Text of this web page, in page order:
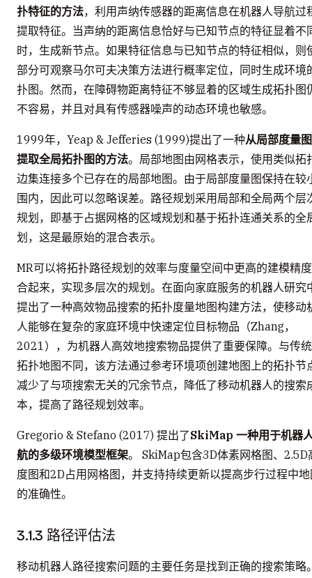
扑特征的方法，利用声纳传感器的距离信息在机器人导航过
提取特征。当声纳的距离信息恰好与已知节点的特征显着不
时，生成新节点。如果特征信息与已知节点的特征相似，则
部分可观察马尔可夫决策方法进行概率定位，同时生成环境
扑图。然而，在障碍物距离特征不够显着的区域生成拓扑图
不容易，并且对具有传感器噪声的动态环境也敏感。
1999年，Yeap & Jefferies (1999)提出了一种从局部度量
提取全局拓扑图的方法。局部地图由网格表示，使用类似拓
边集连接多个已存在的局部地图。由于局部度量图保持在较
围内，因此可以忽略误差。路径规划采用局部和全局两个层
规划，即基于占据网格的区域规划和基于拓扑连通关系的全
划，这是最原始的混合表示。
MR可以将拓扑路径规划的效率与度量空间中更高的建模精
合起来，实现多层次的规划。在面向家庭服务的机器人研究
提出了一种高效物品搜索的拓扑度量地图构建方法，使移动
人能够在复杂的家庭环境中快速定位目标物品（Zhang，
2021），为机器人高效地搜索物品提供了重要保障。与传
拓扑地图不同，该方法通过参考环境项创建地图上的拓扑节
减少了与项搜索无关的冗余节点，降低了移动机器人的搜索
本，提高了路径规划效率。
Gregorio & Stefano (2017) 提出了SkiMap 一种用于机器
航的多级环境模型框架。 SkiMap包含3D体素网格图、2.5D
度图和2D占用网格图，并支持持续更新以提高步行过程中
的准确性。
3.1.3 路径评估法
移动机器人路径搜索问题的主要任务是找到正确的搜索策略